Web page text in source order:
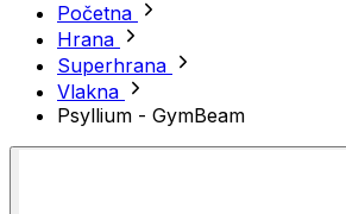
Početna
Hrana
Superhrana
Vlakna
Psyllium - GymBeam